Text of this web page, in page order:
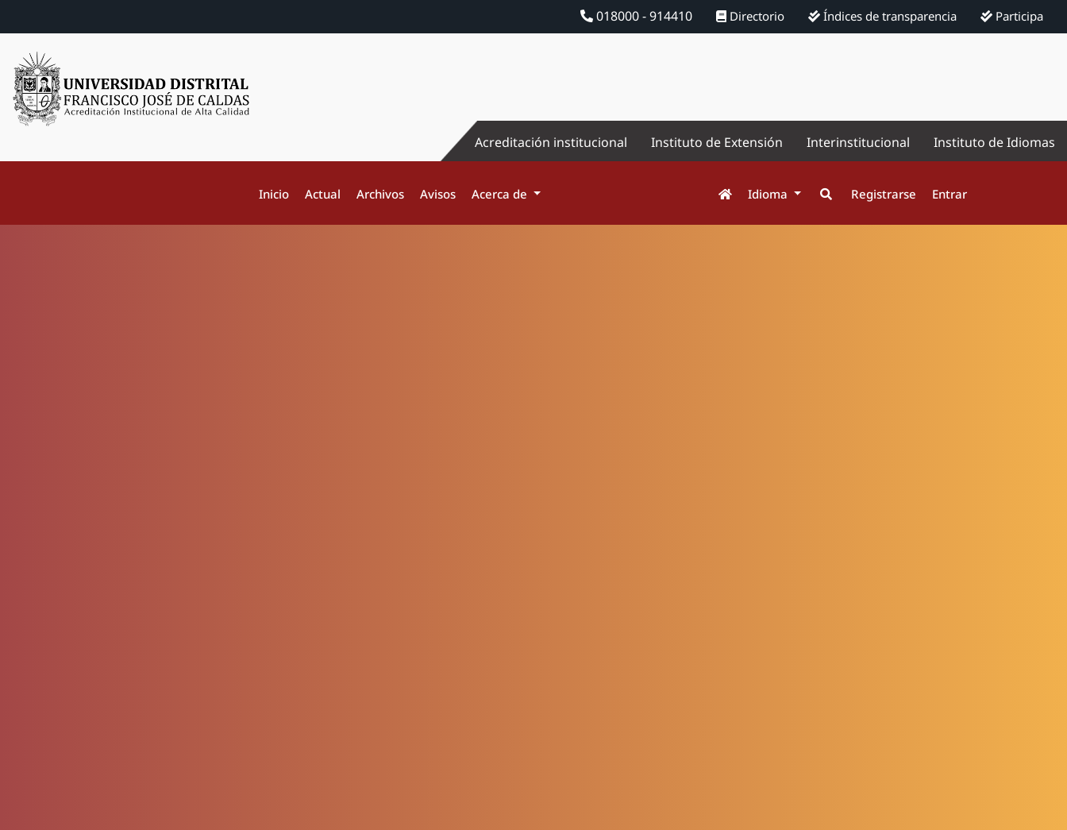
018000 - 914410 Directorio Índices de transparencia Participa
Acreditación institucional Instituto de Extensión Interinstitucional Instituto de Idiomas
Inicio Actual Archivos Avisos Acerca de Idioma Registrarse Entrar